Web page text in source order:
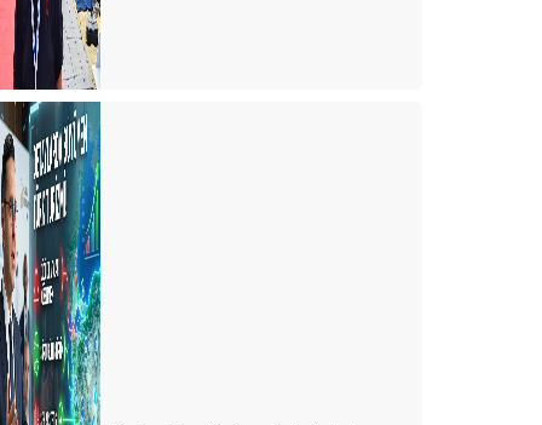
çıkmak için neler yapmalıyız?
çivisi veya komplo teorileri
Yeni bir iş modeli Crowdsourcıng
kırmızı ataç ile bir ev alınabilir mi?
Ateş karıncaları yada Türk turizmi
gerçekten fırsat mı?
de bir gün gelecek
Küresel ısınma ve turizme etkileri
Sosyal Medya Trendleri